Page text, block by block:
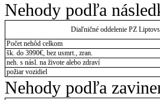
Nehody podľa
Diaľničné oddelenie PZ
Počet nehôd celkom
šk. do 3990€, bez usmrt., zran.
neh. s násl. na živote alebo zdraví
požiar vozidiel
Nehody podľa